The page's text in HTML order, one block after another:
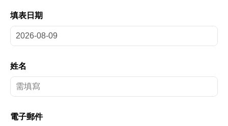
填表日期
姓名
電子郵件